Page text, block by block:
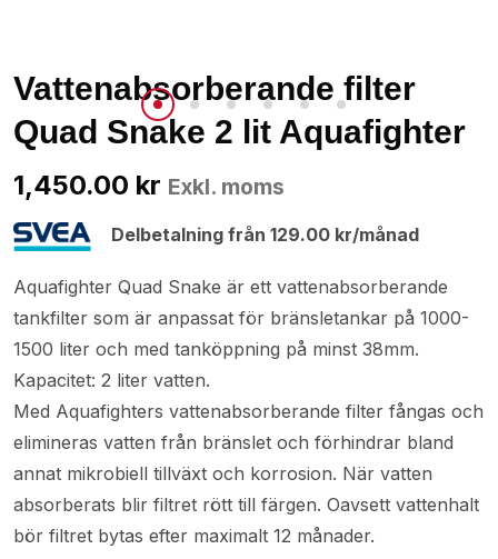
Delbetalning från 129.00 kr/månad
1,450.00 kr Exkl. moms
Vattenabsorberande filter
Quad Snake 2 lit Aquafighter
Aquafighter Quad Snake är ett vattenabsorberande
tankfilter som är anpassat för bränsletankar på 1000-
1500 liter och med tanköppning på minst 38mm.
Kapacitet: 2 liter vatten.
Med Aquafighters vattenabsorberande filter fångas och
elimineras vatten från bränslet och förhindrar bland
annat mikrobiell tillväxt och korrosion. När vatten
absorberats blir filtret rött till färgen. Oavsett vattenhalt
bör filtret bytas efter maximalt 12 månader.